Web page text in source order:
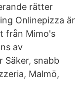
rätter
Onlinepizza är
från Mimo's
av
Säker, snabb
Malmö,